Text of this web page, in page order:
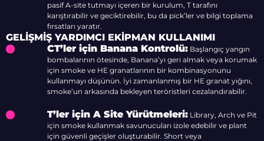
pasif A-site tutmayı içeren bir kurulum, T tarafını
karıştırabilir ve geciktirebilir, bu da pick’ler ve bilgi toplama
fırsatları yaratır.
GELIŞMIŞ YARDIMCI EKIPMAN KULLANIMI
CT’ler için Banana Kontrolü: Başlangıç yangın
bombalarının ötesinde, Banana’yı geri almak veya korumak
için smoke ve HE granatlarının bir kombinasyonunu
kullanmayı düşünün. İyi zamanlanmış bir HE granat yığını,
smoke’un arkasında bekleyen teröristleri cezalandırabilir.
T’ler için A Site Yürütmeleri: Library, Arch ve Pit
için smoke kullanmak savunucuları izole edebilir ve plant
için güvenli geçişler oluşturabilir. Short veya